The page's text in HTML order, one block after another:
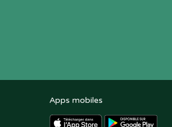
Apps mobiles